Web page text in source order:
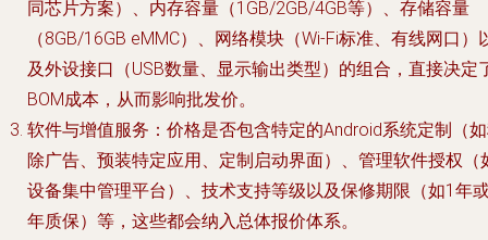
同芯片方案）、内存容量（1GB/2GB/4GB等）、存储容量
（8GB/16GB eMMC）、网络模块（Wi-Fi标准、有线网口）
及外设接口（USB数量、显示输出类型）的组合，直接决定
BOM成本，从而影响批发价。
软件与增值服务 ：价格是否包含特定的Android系统定制（
除广告、预装特定应用、定制启动界面）、管理软件授权（
设备集中管理平台）、技术支持等级以及保修期限（如1年
年质保）等，这些都会纳入总体报价体系。